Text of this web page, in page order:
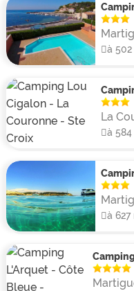
à
La
à
à